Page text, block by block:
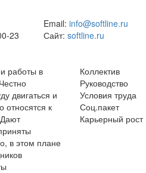
23
Email: info@softline.ru
Сайт: softline.ru
работы в
двигаться и
относятся к
в этом плане
Коллектив
Руководство
Условия труда
Соц.пакет
Карьерный рост